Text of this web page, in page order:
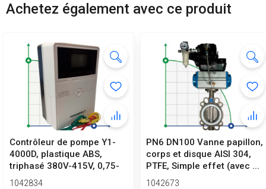
Achetez également avec ce produit
Contrôleur de pompe Y1-
4000D, plastique ABS,
triphasé 380V-415V, 0,75-
4kW
1042834
PN6 DN100 Vanne papillon,
corps et disque AISI 304,
PTFE, Simple effet (avec ...
1042673